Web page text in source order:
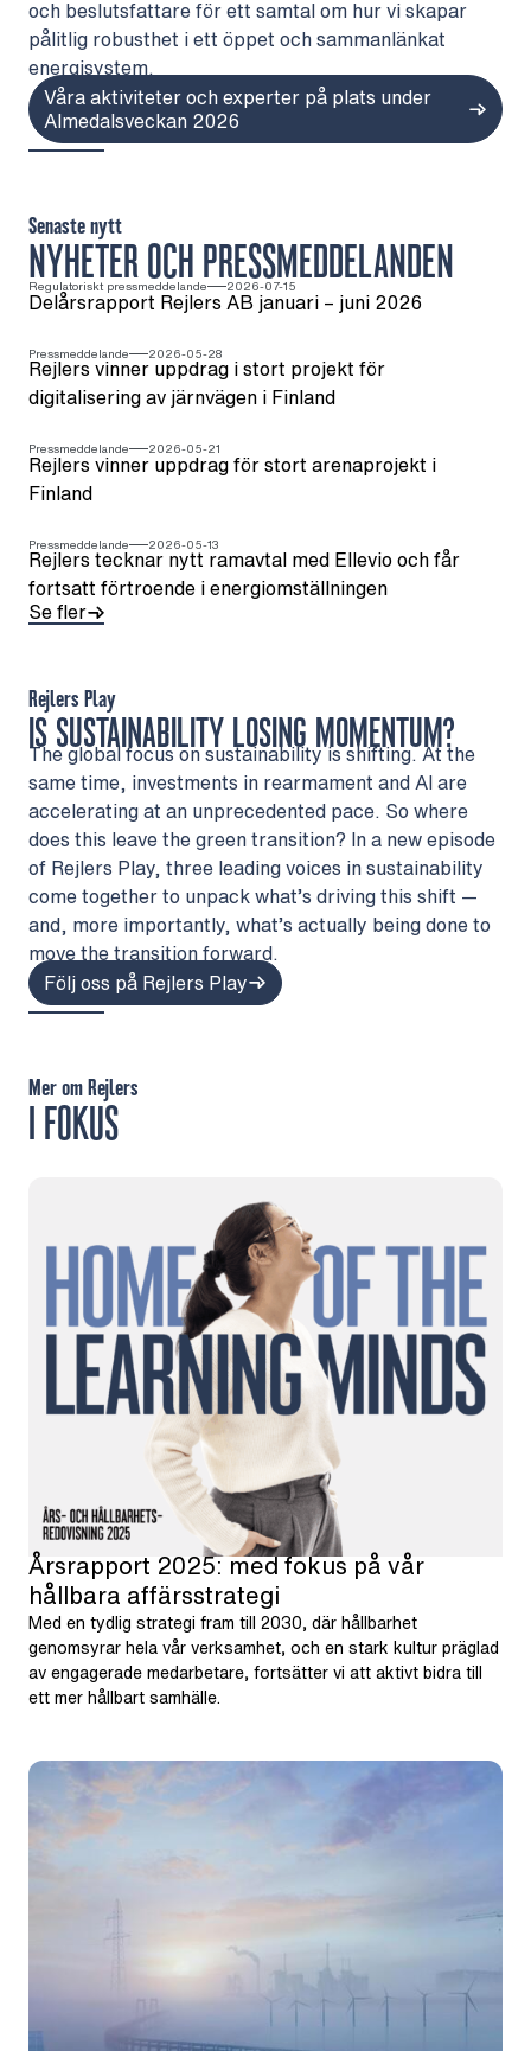
och beslutsfattare för ett samtal om hur vi skapar
pålitlig robusthet i ett öppet och sammanlänkat
energisystem.
Våra aktiviteter och experter på plats under
Almedalsveckan 2026
NYHETER OCH PRESSMEDDELANDEN
Senaste nytt
Regulatoriskt pressmeddelande 2026-07-15
Delårsrapport Rejlers AB januari – juni 2026
Pressmeddelande 2026-05-28
Rejlers vinner uppdrag i stort projekt för
digitalisering av järnvägen i Finland
Pressmeddelande 2026-05-21
Rejlers vinner uppdrag för stort arenaprojekt i
Finland
Pressmeddelande 2026-05-13
Rejlers tecknar nytt ramavtal med Ellevio och får
fortsatt förtroende i energiomställningen
Se fler
IS SUSTAINABILITY LOSING MOMENTUM?
Rejlers Play
The global focus on sustainability is shifting. At the
same time, investments in rearmament and AI are
accelerating at an unprecedented pace. So where
does this leave the green transition? In a new episode
of Rejlers Play, three leading voices in sustainability
come together to unpack what’s driving this shift —
and, more importantly, what’s actually being done to
move the transition forward.
Följ oss på Rejlers Play
I FOKUS
Mer om Rejlers
Årsrapport 2025: med fokus på vår
hållbara affärsstrategi
Med en tydlig strategi fram till 2030, där hållbarhet
genomsyrar hela vår verksamhet, och en stark kultur präglad
av engagerade medarbetare, fortsätter vi att aktivt bidra till
ett mer hållbart samhälle.